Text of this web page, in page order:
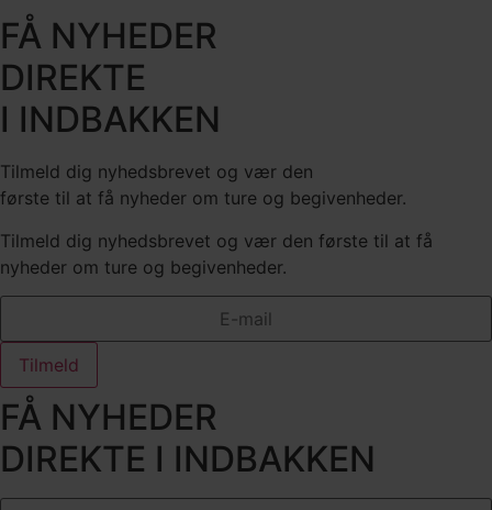
FÅ NYHEDER
DIREKTE
I INDBAKKEN
Tilmeld dig nyhedsbrevet og vær den
første til at få nyheder om ture og begivenheder.
Tilmeld dig nyhedsbrevet og vær den første til at få
nyheder om ture og begivenheder.
Tilmeld
FÅ NYHEDER
DIREKTE I INDBAKKEN